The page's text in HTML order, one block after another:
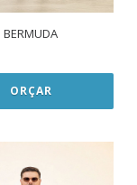
BERMUDA
ORÇAR